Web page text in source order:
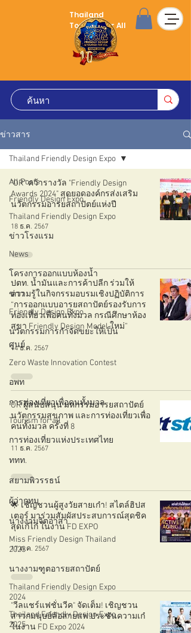
Thailand
Tourism for All
ข่าวสาร
All Posts
Friendly Design Expo
Thailand Friendly Design Expo
ข่าวโรงแรม
News
โครงการออกแบบห้องน้ำ
ข่าว
Friendly Design Expo
นวัตกรรมการกำจัดขยะให้เป็น
ศูนย์
Zero Waste Innovation Contest
อพท
การท่องเที่ยวเพื่อคนทั้งมวล
Tourism for all
การท่องเที่ยวแห่งประเทศไทย
ททท.
สยามพิวรรธน์
ผู้ว่ากทม
นางงามจิตอาสา
Miss Friendly Design Thailand
2023
นางงามฑูตอารยสถาปัตย์
Thailand Friendly Design Expo
2024
Thailand Friendly Design Expo
2025
Thailand Friendly Design Expo
"OR" คว้ารางวัล "Friendly Design
Awards 2024" สุดยอดองค์กรส่งเสริม
นวัตกรรมอารยสถาปัตย์แห่งปี
18 ธ.ค. 2567
ปตท. น้ำมันและการค้าปลีก ร่วมให้
ความรู้ในกิจกรรมอบรมเชิงปฏิบัติการ
“การออกแบบอารยสถาปัตย์รองรับการ
ท่องเที่ยวเพื่อคนทั้งมวล กรณีศึกษาห้อง
สุขา Friendly Design Model ใหม่”
14 ธ.ค. 2567
OR ผู้สนับสนุน มหกรรมอารยสถาปัตย์
นวัตกรรมสุขภาพ และการท่องเที่ยวเพื่อ
คนทั้งมวล ครั้งที่ 8
11 ธ.ค. 2567
🌟 เชิญชวนผู้สูงวัยสายเก๋า! สไตล์ฮิปส
เตอร์ มาร่วมสัมผัสประสบการณ์สุดชิค
สุดเก๋ไก๋ ในงาน FD EXPO
17 ต.ค. 2567
"วีลแชร์แฟชั่นวีค" จัดเต็ม! เชิญชวน
สาวกมนุษย์ล้อสายแฟ ประชันความเก๋
ในงาน FD Expo 2024